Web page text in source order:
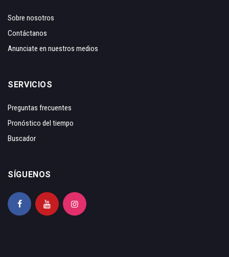
Sobre nosotros
Contáctanos
Anunciate en nuestros medios
SERVICIOS
Preguntas frecuentes
Pronóstico del tiempo
Buscador
SÍGUENOS